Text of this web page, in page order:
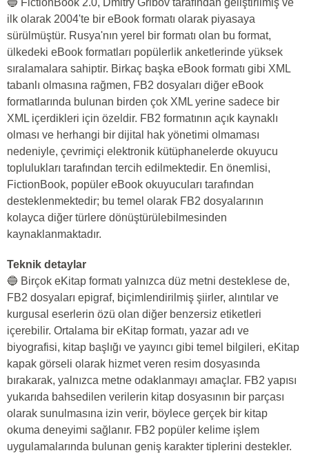
🔵 FictionBook 2.0, Dmitry Gribov tarafından geliştirilmiş ve
ilk olarak 2004'te bir eBook formatı olarak piyasaya
sürülmüştür. Rusya'nın yerel bir formatı olan bu format,
ülkedeki eBook formatları popülerlik anketlerinde yüksek
sıralamalara sahiptir. Birkaç başka eBook formatı gibi XML
tabanlı olmasına rağmen, FB2 dosyaları diğer eBook
formatlarında bulunan birden çok XML yerine sadece bir
XML içerdikleri için özeldir. FB2 formatının açık kaynaklı
olması ve herhangi bir dijital hak yönetimi olmaması
nedeniyle, çevrimiçi elektronik kütüphanelerde okuyucu
toplulukları tarafından tercih edilmektedir. En önemlisi,
FictionBook, popüler eBook okuyucuları tarafından
desteklenmektedir; bu temel olarak FB2 dosyalarının
kolayca diğer türlere dönüştürülebilmesinden
kaynaklanmaktadır.
Teknik detaylar
🔵 Birçok eKitap formatı yalnızca düz metni desteklese de,
FB2 dosyaları epigraf, biçimlendirilmiş şiirler, alıntılar ve
kurgusal eserlerin özü olan diğer benzersiz etiketleri
içerebilir. Ortalama bir eKitap formatı, yazar adı ve
biyografisi, kitap başlığı ve yayıncı gibi temel bilgileri, eKitap
kapak görseli olarak hizmet veren resim dosyasında
bırakarak, yalnızca metne odaklanmayı amaçlar. FB2 yapısı
yukarıda bahsedilen verilerin kitap dosyasının bir parçası
olarak sunulmasına izin verir, böylece gerçek bir kitap
okuma deneyimi sağlanır. FB2 popüler kelime işlem
uygulamalarında bulunan geniş karakter tiplerini destekler.